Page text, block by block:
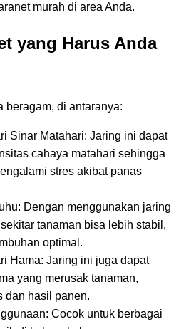
murah di area Anda.
yang Harus Anda
beragam, di antaranya:
Sinar Matahari: Jaring ini dapat
cahaya matahari sehingga
stres akibat panas
Dengan menggunakan jaring
tanaman bisa lebih stabil,
optimal.
Hama: Jaring ini juga dapat
yang merusak tanaman,
dan hasil panen.
Cocok untuk berbagai